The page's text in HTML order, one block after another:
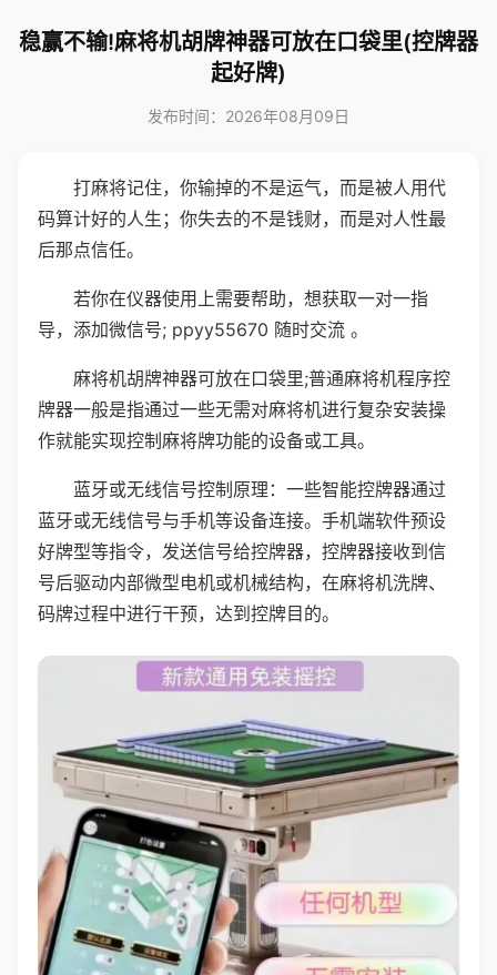
稳赢不输!麻将机胡牌神器可放在口袋里(控牌器
起好牌)
发布时间：2026年08月09日
打麻将记住，你输掉的不是运气，而是被人用代
码算计好的人生；你失去的不是钱财，而是对人性最
后那点信任。
若你在仪器使用上需要帮助，想获取一对一指
导，添加微信号; ppyy55670 随时交流 。
麻将机胡牌神器可放在口袋里;普通麻将机程序控
牌器一般是指通过一些无需对麻将机进行复杂安装操
作就能实现控制麻将牌功能的设备或工具。
蓝牙或无线信号控制原理：一些智能控牌器通过
蓝牙或无线信号与手机等设备连接。手机端软件预设
好牌型等指令，发送信号给控牌器，控牌器接收到信
号后驱动内部微型电机或机械结构，在麻将机洗牌、
码牌过程中进行干预，达到控牌目的。